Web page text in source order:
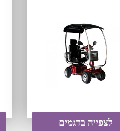
לצפייה בדגמים